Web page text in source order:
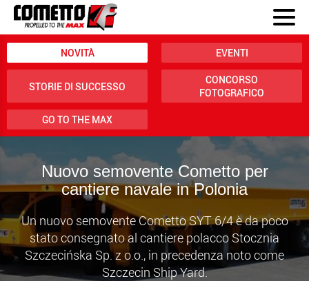
NOVITÀ EVENTI
STORIE DI SUCCESSO
CONCORSO
FOTOGRAFICO
GO TO THE MAX
Nuovo semovente Cometto per
cantiere navale in Polonia
Un nuovo semovente Cometto SYT 6/4 è da poco
stato consegnato al cantiere polacco Stocznia
Szczecińska Sp. z o.o., in precedenza noto come
Szczecin Ship Yard.